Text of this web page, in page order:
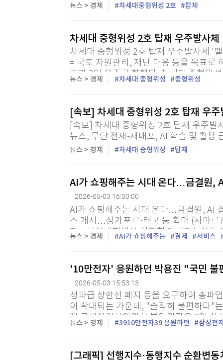
스페셜강의
투자/재테크
부동산/세무
[할인50%] 한·미 투자 올인원 클래스
특징주 뉴스
매매신호 (랭킹
투자분석
해외증시
뉴스 > 경제 차세대중형위성 2호 탑재
차세대 중형위성 2호 탑재 우주발사
차세대 중형위성 2호 탑재 우주발사체 '
= 국토 자원관리, 재난 대응 등을 목표로
호가 3일 우주로 향했다. 차세대 중형위
시(현지시각 3일 오전 0시) 미국 캘리포
뉴스 > 경제 차세대 중형위성 중형위성
[속보] 차세대 중형위성 2호 탑재 우
[속보] 차세대 중형위성 2호 탑재 우주
뉴스, 무단 전재-재배포, AI 학습 및 활용
뉴스 > 경제 차세대 중형위성 탑재
AI가 쇼핑해주는 시대 온다…금결원,
2026-05-03 16:00:00
AI가 쇼핑해주는 시대 온다…금결원, AI
스 개시…싱가포르·태국 등 확대 (사마
자 = 금융결제원은 실행형 인공지능
물건을 구매·결제할 수 있는 AI 에이전트
뉴스 > 경제 AI가 쇼핑해주는 결제 서비스
'10만전자' 응원하던 박용진 "국민 불
2026-05-03 15:53:13
성과급 상한선 폐지 등을 요구하며 총파
이 확대되는 가운데, "솔직히 불편하다"
진 규제합리화위원회 부위원장은 3일
테이블에는 삼성전자가 엄청난 성과를
뉴스 > 경제 3910만전자39 응원하던 삼성전
[그래픽] 선행지수·동행지수 순환변